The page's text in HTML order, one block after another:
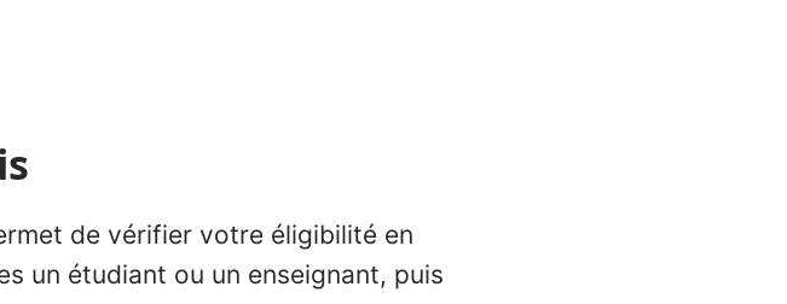
de vérifier votre éligibilité en
un étudiant ou un enseignant, puis